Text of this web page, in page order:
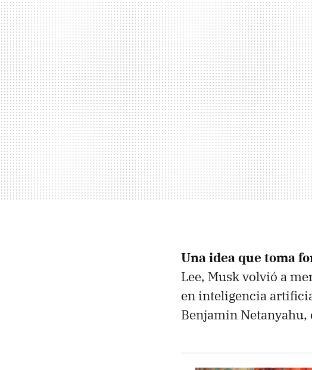
Una idea que toma
Lee, Musk volvió a
en inteligencia
Benjamin Netanyahu,